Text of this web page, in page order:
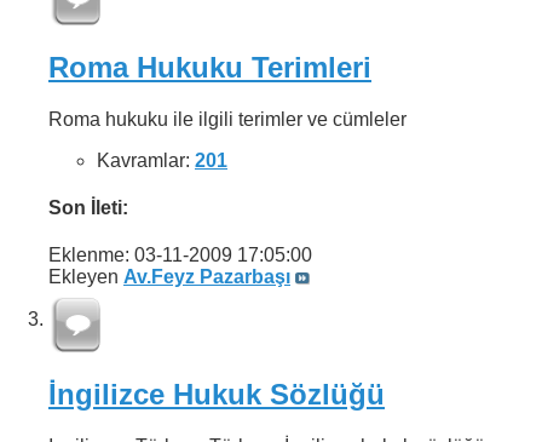
Roma Hukuku Terimleri
Roma hukuku ile ilgili terimler ve cümleler
Kavramlar: 201
Son İleti:
Eklenme: 03-11-2009 17:05:00
Ekleyen Av.Feyz Pazarbaşı
İngilizce Hukuk Sözlüğü